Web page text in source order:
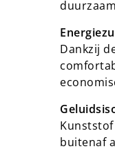
Dankzij
buitenaf